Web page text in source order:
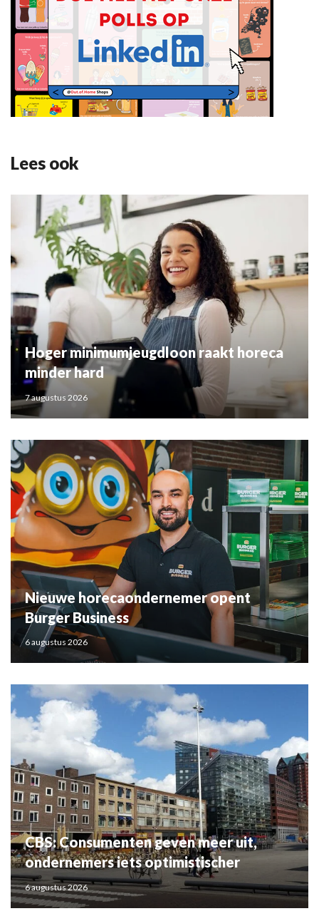
Lees ook
Hoger minimumjeugdloon raakt horeca
minder hard
7 augustus 2026
Nieuwe horecaondernemer opent
Burger Business
6 augustus 2026
CBS: Consumenten geven meer uit,
ondernemers iets optimistischer
6 augustus 2026